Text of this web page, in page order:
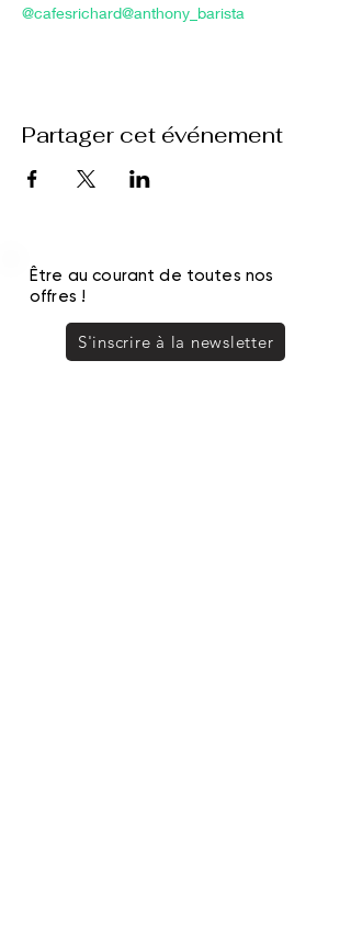
@cafesrichard@anthony_barista
Partager cet événement
Être au courant de toutes nos
offres !
S'inscrire à la newsletter